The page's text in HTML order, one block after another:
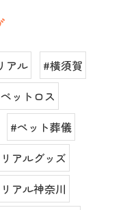
アル
#横須賀
ットロス
#ペット葬儀
アルグッズ
アル神奈川